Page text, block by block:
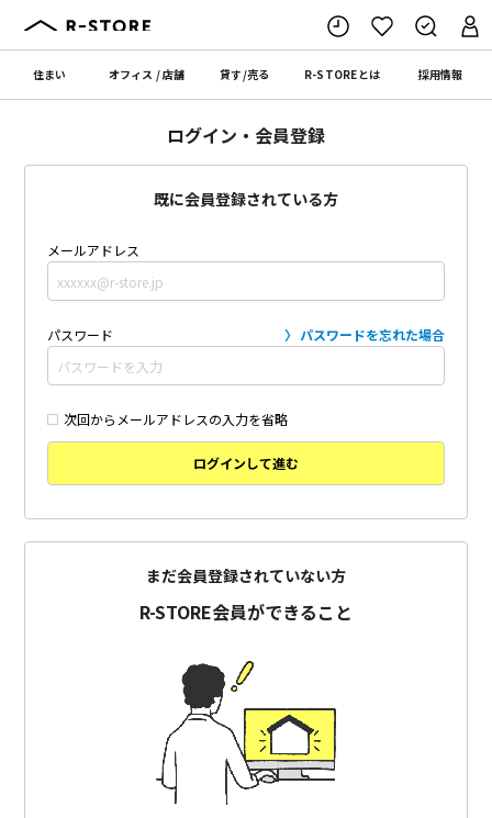
住まい オフィス /店舗 貸す/売る R-STOREとは 採用情報
ログイン・会員登録
既に会員登録されている方
メールアドレス
パスワード パスワードを忘れた場合
次回からメールアドレスの入力を省略
ログインして進む
まだ会員登録されていない方
R-STORE会員ができること